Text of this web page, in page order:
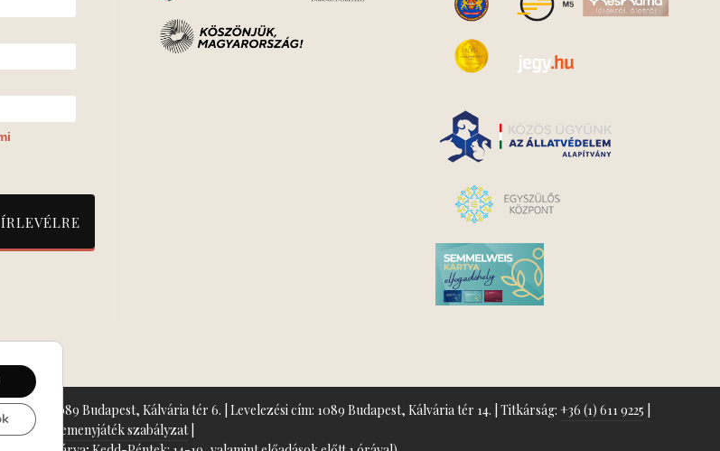
1089 Budapest, Kálvária tér 6. | Levelezési cím: 1089 Budapest, Kálvária tér 14. | Titkárság: +36 (1) 611 9225
Nyeremenyjáték szabályzat|